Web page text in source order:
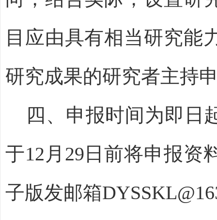
目应由具有相当研究能
研究成果的研究者主持
四 、申报时间为即日
于12 月 29 日前将申报资
子版发邮箱